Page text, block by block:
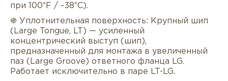
Услуги Оплата/доставка
при 100°F / ~38°C).
֍ Уплотнительная поверхность: Крупный шип
(Large Tongue, LT) — усиленный
концентрический выступ (шип),
предназначенный для монтажа в увеличенный
паз (Large Groove) ответного фланца LG.
Работает исключительно в паре LT-LG.